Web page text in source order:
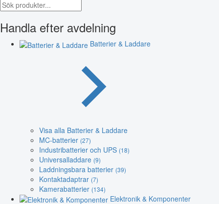
Handla efter avdelning
Batterier & Laddare
Visa alla Batterier & Laddare
MC-batterier (27)
Industribatterier och UPS (18)
Universalladdare (9)
Laddningsbara batterier (39)
Kontaktadaptrar (7)
Kamerabatterier (134)
Elektronik & Komponenter